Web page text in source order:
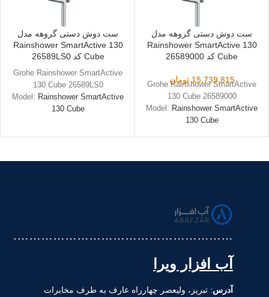
ست دوش دستی گروهه مدل
Rainshower SmartActive 130
Cube کد 26589000
15,739,815 تومان
Grohe Rainshower SmartActive
130 Cube 26589000
Model: Rainshower SmartActive
130 Cube
ست دوش دستی گروهه مدل
Rainshower SmartActive 130
Cube کد 26589LS0
Grohe Rainshower SmartActive
130 Cube 26589LS0
Model: Rainshower SmartActive
130 Cube
……………………………………………….
آب افزار ویرا
آدرس: تبریز، ولیعصر چهارراه عارف به طرف مخابرات